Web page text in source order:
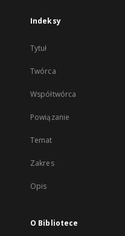
Indeksy
Tytuł
Twórca
Współtwórca
Powiązanie
Temat
Zakres
Opis
O Bibliotece